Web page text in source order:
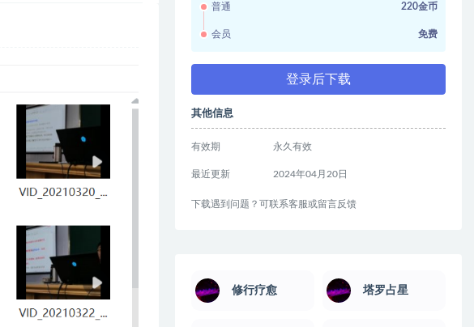
普通 220金币
会员 免费
登录后下载
其他信息
有效期 永久有效
最近更新 2024年04月20日
下载遇到问题？可联系客服或留言反馈
修行疗愈 塔罗占星